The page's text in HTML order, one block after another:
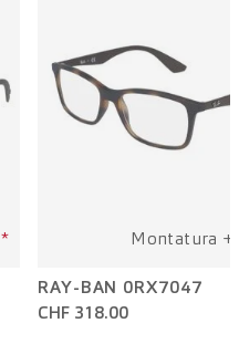
* Montatura
RAY-BAN 0RX7047
CHF 318.00